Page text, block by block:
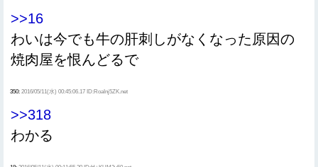
>>16
わいは今でも牛の肝刺しがなくなった原因の
焼肉屋を恨んどるで
350: 2016/05/11(水) 00:45:06.17 ID:RoaInj5ZK.net
>>318
わかる